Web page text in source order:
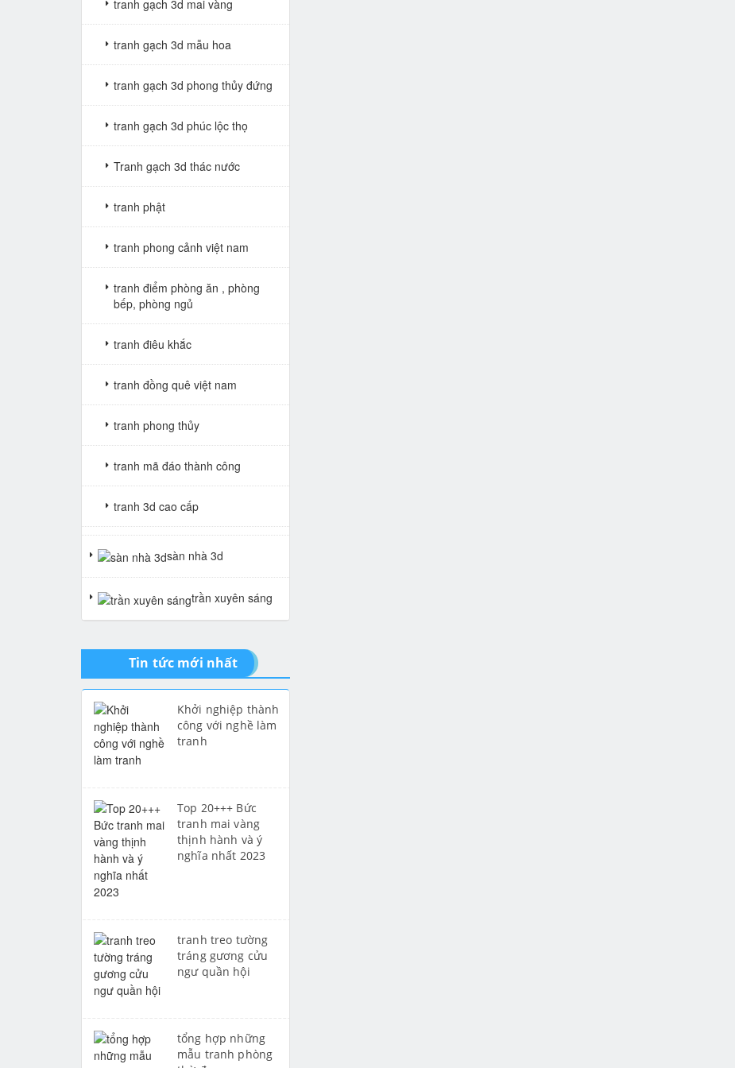
tranh gạch 3d mai vàng
tranh gạch 3d mẫu hoa
tranh gạch 3d phong thủy đứng
tranh gạch 3d phúc lộc thọ
Tranh gạch 3d thác nước
tranh phật
tranh phong cảnh việt nam
tranh điểm phòng ăn , phòng
bếp, phòng ngủ
tranh điêu khắc
tranh đồng quê việt nam
tranh phong thủy
tranh mã đáo thành công
tranh 3d cao cấp
gió
tranh giả ngọc
sàn nhà 3d
trần xuyên sáng
Tin tức mới nhất
Khởi nghiệp thành
công với nghề làm
tranh
Top 20+++ Bức
tranh mai vàng
thịnh hành và ý
nghĩa nhất 2023
tranh treo tường
tráng gương cửu
ngư quần hội
tổng hợp những
mẫu tranh phòng